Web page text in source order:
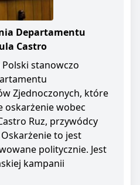
Departamentu
Castro
stanowczo
Zjednoczonych, które
oskarżenie wobec
Ruz, przywódcy
to jest
politycznie. Jest
kampanii